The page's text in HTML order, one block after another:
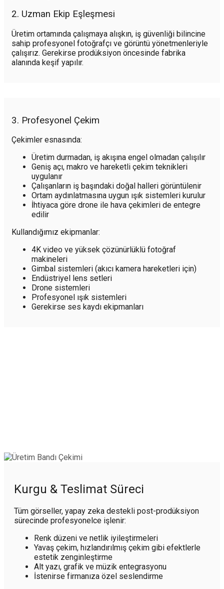
2. Uzman Ekip Eşleşmesi
Üretim ortamında çalışmaya alışkın, iş güvenliği bilincine
sahip profesyonel fotoğrafçı ve görüntü yönetmenleriyle
çalışırız. Gerekirse prodüksiyon öncesinde fabrika
alanında keşif yapılır.
3. Profesyonel Çekim
Çekimler esnasında:
Üretim durmadan, iş akışına engel olmadan çalışılır
Geniş açı, makro ve hareketli çekim teknikleri
uygulanır
Çalışanların iş başındaki doğal halleri görüntülenir
Ortam aydınlatmasına uygun ışık sistemleri kurulur
İhtiyaca göre drone ile hava çekimleri de entegre
edilir
Kullandığımız ekipmanlar:
4K video ve yüksek çözünürlüklü fotoğraf
makineleri
Gimbal sistemleri (akıcı kamera hareketleri için)
Endüstriyel lens setleri
Drone sistemleri
Profesyonel ışık sistemleri
Gerekirse ses kaydı ekipmanları
Kurgu & Teslimat Süreci
Tüm görseller, yapay zeka destekli post-prodüksiyon
sürecinde profesyonelce işlenir:
Renk düzeni ve netlik iyileştirmeleri
Yavaş çekim, hızlandırılmış çekim gibi efektlerle
estetik zenginleştirme
Alt yazı, grafik ve müzik entegrasyonu
İstenirse firmanıza özel seslendirme